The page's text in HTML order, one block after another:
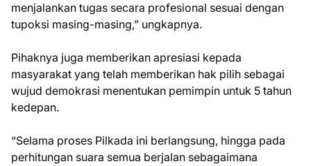
menjalankan tugas secara profesional sesuai dengan
tupoksi masing-masing,” ungkapnya.
Pihaknya juga memberikan apresiasi kepada
masyarakat yang telah memberikan hak pilih sebagai
wujud demokrasi menentukan pemimpin untuk 5 tahun
kedepan.
“Selama proses Pilkada ini berlangsung, hingga pada
perhitungan suara semua berjalan sebagaimana